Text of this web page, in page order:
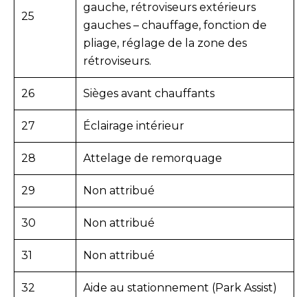
25
gauche, rétroviseurs extérieurs
gauches – chauffage, fonction de
pliage, réglage de la zone des
rétroviseurs.
26 Sièges avant chauffants
27 Éclairage intérieur
28 Attelage de remorquage
29 Non attribué
30 Non attribué
31 Non attribué
32 Aide au stationnement (Park Assist)